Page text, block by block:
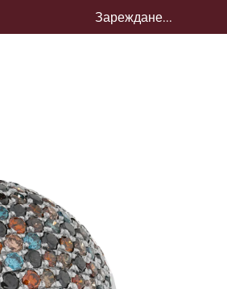
Зареждане...